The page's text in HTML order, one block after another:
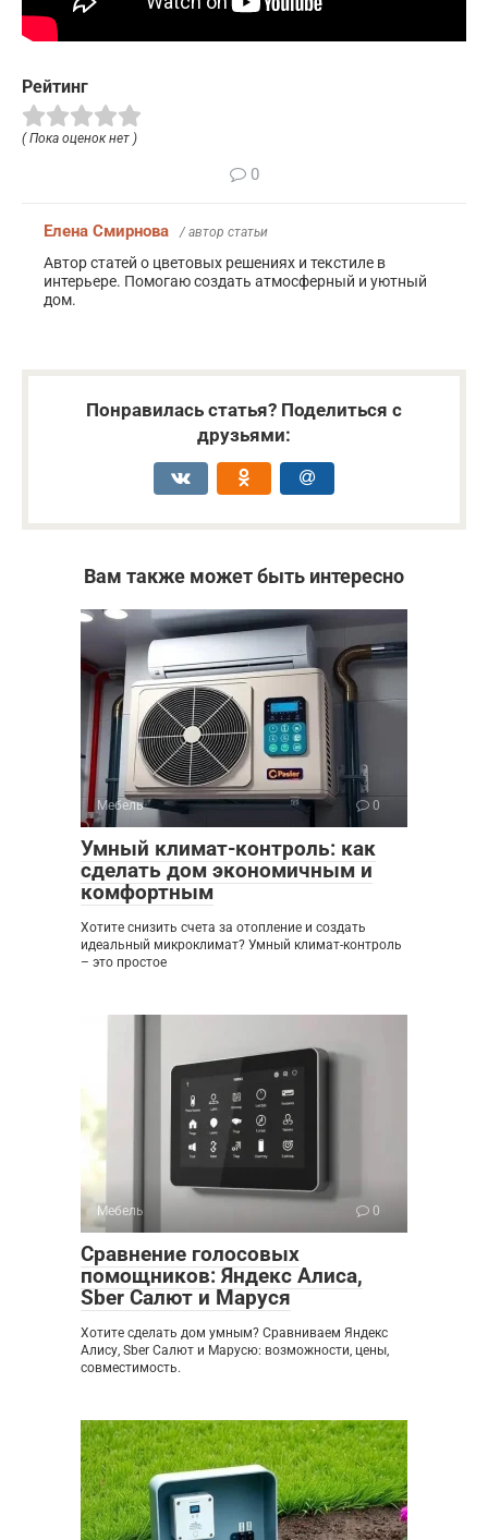
Рейтинг
( Пока оценок нет )
0
Елена Смирнова / автор статьи
Автор статей о цветовых решениях и текстиле в
интерьере. Помогаю создать атмосферный и уютный
дом.
Понравилась статья? Поделиться с
друзьями:
Вам также может быть интересно
Мебель 0
Умный климат-контроль: как
сделать дом экономичным и
комфортным
Хотите снизить счета за отопление и создать
идеальный микроклимат? Умный климат-контроль
– это простое
Мебель 0
Сравнение голосовых
помощников: Яндекс Алиса,
Sber Салют и Маруся
Хотите сделать дом умным? Сравниваем Яндекс
Алису, Sber Салют и Марусю: возможности, цены,
совместимость.